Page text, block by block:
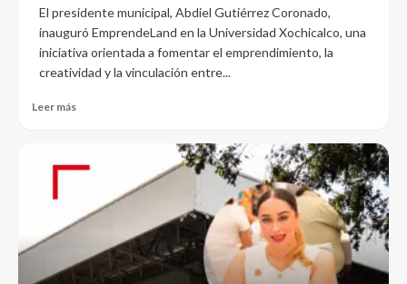
El presidente municipal, Abdiel Gutiérrez Coronado,
inauguró EmprendeLand en la Universidad Xochicalco, una
iniciativa orientada a fomentar el emprendimiento, la
creatividad y la vinculación entre...
Leer más